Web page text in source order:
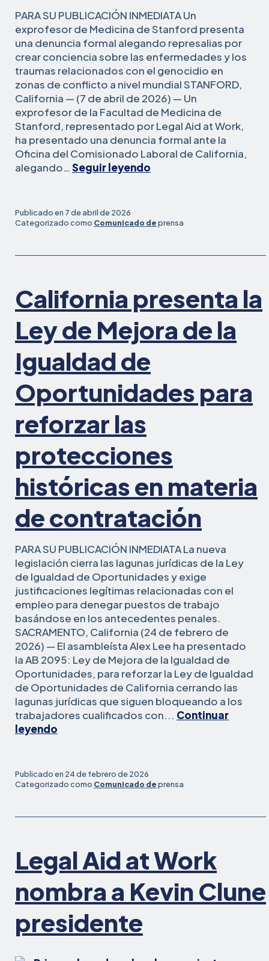
el
lugar
de
trabajo
PARA SU PUBLICACIÓN INMEDIATA Un
exprofesor de Medicina de Stanford presenta
una denuncia formal alegando represalias por
crear conciencia sobre las enfermedades y los
traumas relacionados con el genocidio en
zonas de conflicto a nivel mundial STANFORD,
California — (7 de abril de 2026) — Un
exprofesor de la Facultad de Medicina de
Stanford, representado por Legal Aid at Work,
ha presentado una denuncia formal ante la
Oficina del Comisionado Laboral de California,
alegando…Seguir leyendo
despedido
concienciación
sobre
genocidio
presenta
denuncia
laboral
alegando
Publicado en 7 de abril de 2026
Categorizado como Comunicado deprensa
California presenta la
Ley de Mejora de la
Igualdad de
Oportunidades para
reforzar las
protecciones
históricas en materia
de contratación
PARA SU PUBLICACIÓN INMEDIATA La nueva
legislación cierra las lagunas jurídicas de la Ley
de Igualdad de Oportunidades y exige
justificaciones legítimas relacionadas con el
empleo para denegar puestos de trabajo
basándose en los antecedentes penales.
SACRAMENTO, California (24 de febrero de
2026) — El asambleísta Alex Lee ha presentado
la AB 2095: Ley de Mejora de la Igualdad de
Oportunidades, para reforzar la Ley de Igualdad
de Oportunidades de California cerrando las
lagunas jurídicas que siguen bloqueando a los
trabajadores cualificados con... Continuar
leyendo
Ley
de
Oportunidades
para
reforzar
las
históricas
protecciones
Publicado en 24 de febrero de 2026
Categorizado como Comunicado deprensa
Legal Aid at Work
nombra a Kevin Clune
presidente